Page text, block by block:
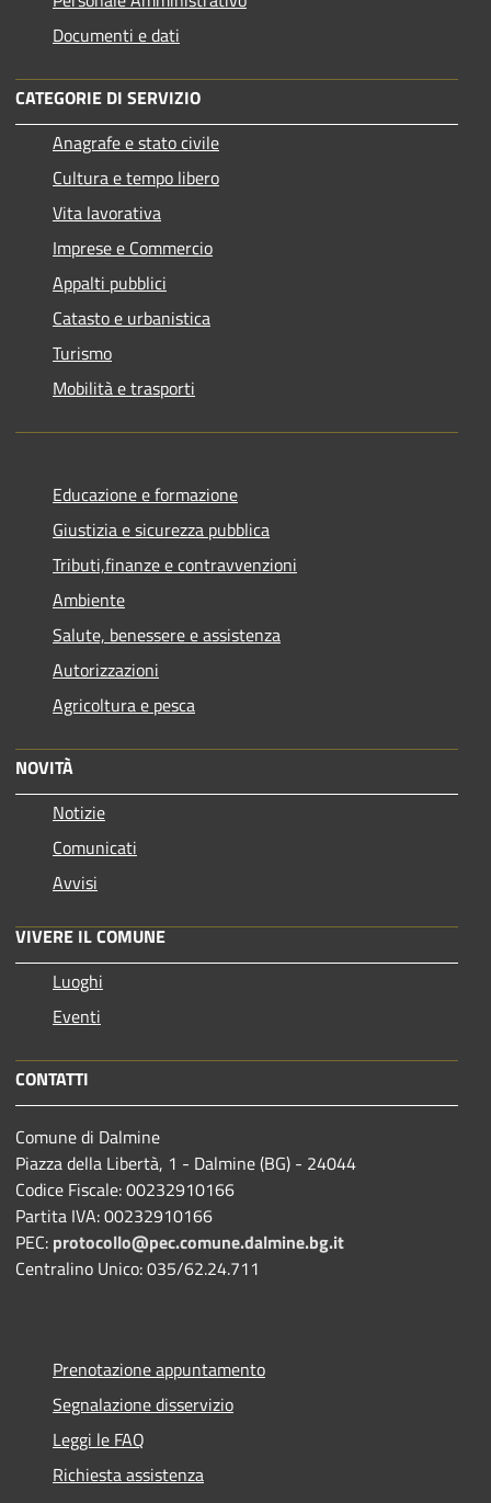
Documenti e dati
CATEGORIE DI SERVIZIO
Anagrafe e stato civile
Cultura e tempo libero
Vita lavorativa
Imprese e Commercio
Appalti pubblici
Catasto e urbanistica
Turismo
Mobilità e trasporti
Educazione e formazione
Giustizia e sicurezza pubblica
Tributi,finanze e contravvenzioni
Ambiente
Salute, benessere e assistenza
Autorizzazioni
Agricoltura e pesca
NOVITÀ
Notizie
Comunicati
Avvisi
VIVERE IL COMUNE
Luoghi
Eventi
CONTATTI
Comune di Dalmine
Piazza della Libertà, 1 - Dalmine (BG) - 24044
Codice Fiscale: 00232910166
Partita IVA: 00232910166
PEC: protocollo@pec.comune.dalmine.bg.it
Centralino Unico: 035/62.24.711
Prenotazione appuntamento
Segnalazione disservizio
Leggi le FAQ
Richiesta assistenza